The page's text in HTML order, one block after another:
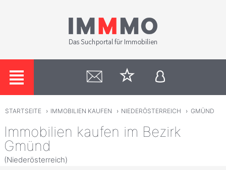
STARTSEITE › IMMOBILIEN KAUFEN › NIEDERÖSTERREICH › GMÜND
Immobilien kaufen im Bezirk
Gmünd
(Niederösterreich)